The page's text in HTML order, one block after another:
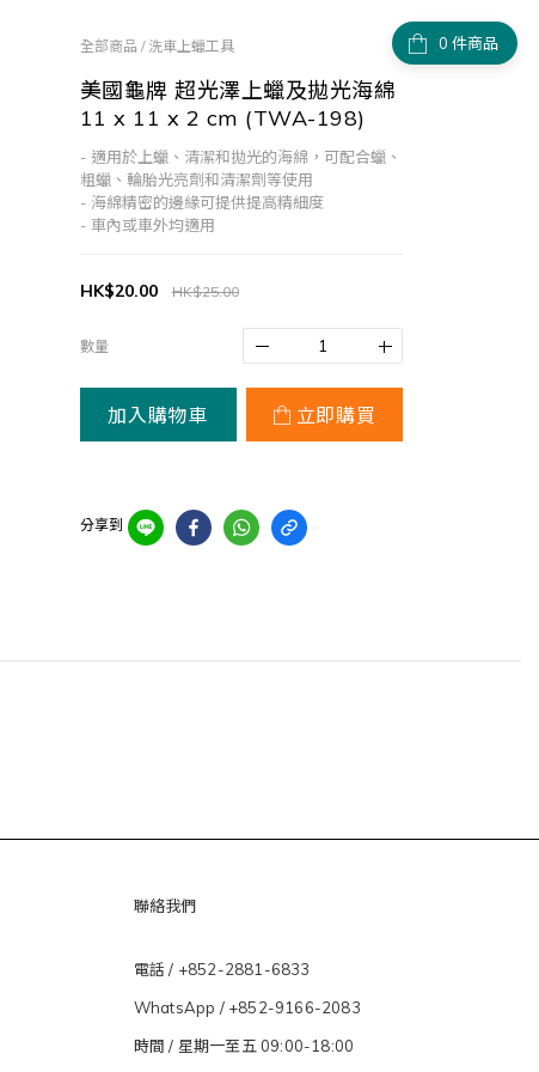
件商品
全部商品 / 洗車上蠟工具
美國龜牌 超光澤上蠟及拋光海綿
11 x 11 x 2 cm (TWA-198)
- 適用於上蠟、清潔和拋光的海綿，可配合蠟、
粗蠟、輪胎光亮劑和清潔劑等使用
- 海綿精密的邊緣可提供提高精細度
- 車內或車外均適用
HK$25.00
HK$20.00
數量
加入購物車 立即購買
分享到
聯絡我們
電話 / +852-2881-6833
WhatsApp / +852-9166-2083
時間 / 星期一至五 09:00-18:00